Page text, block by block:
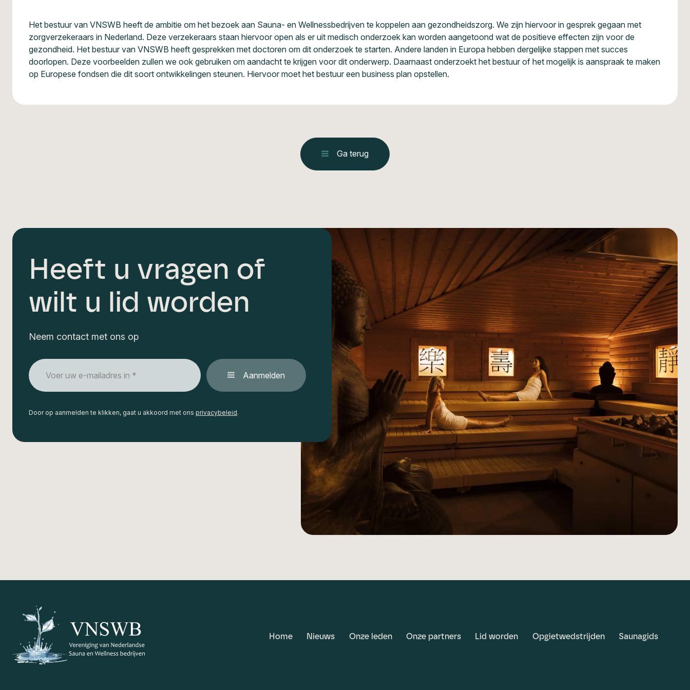
Het bestuur van VNSWB heeft de ambitie om het bezoek aan Sauna- en Wellnessbedrijven te koppelen aan gezondheidszorg. We zijn hiervoor in gesprek gegaan met
zorgverzekeraars in Nederland. Deze verzekeraars staan hiervoor open als er uit medisch onderzoek kan worden aangetoond wat de positieve effecten zijn voor de
gezondheid. Het bestuur van VNSWB heeft gesprekken met doctoren om dit onderzoek te starten. Andere landen in Europa hebben dergelijke stappen met succes
doorlopen. Deze voorbeelden zullen we ook gebruiken om aandacht te krijgen voor dit onderwerp. Daarnaast onderzoekt het bestuur of het mogelijk is aanspraak te maken
op Europese fondsen die dit soort ontwikkelingen steunen. Hiervoor moet het bestuur een business plan opstellen.
Ga terug
Heeft u vragen of
wilt u lid worden
Neem contact met ons op
E-
mailadres
Aanmelden
Door op aanmelden te klikken, gaat u akkoord met ons privacybeleid.
Home Nieuws Onze leden Onze partners Lid worden Opgietwedstrijden Saunagids